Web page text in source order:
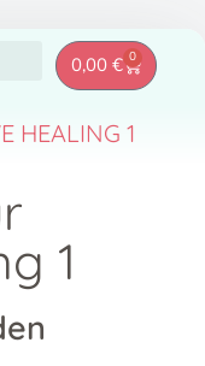
0,00 € 0
HEALING 1
1